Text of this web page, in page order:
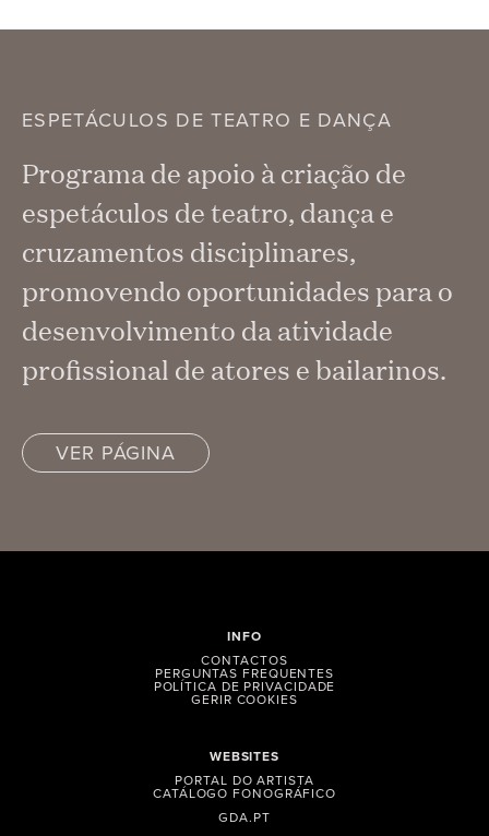
ESPETÁCULOS DE TEATRO E DANÇA
Programa de apoio à criação de
espetáculos de teatro, dança e
cruzamentos disciplinares,
promovendo oportunidades para o
desenvolvimento da atividade
profissional de atores e bailarinos.
VER PÁGINA
WEBSITES
PORTAL DO ARTISTA
CATÁLOGO FONOGRÁFICO
GDA.PT
INFO
CONTACTOS
PERGUNTAS FREQUENTES
POLÍTICA DE PRIVACIDADE
GERIR COOKIES